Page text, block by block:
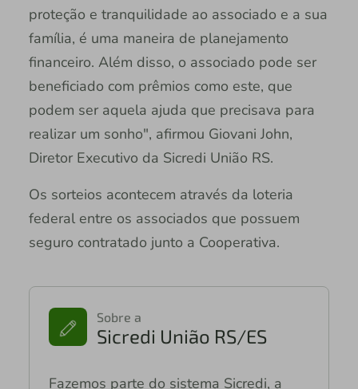
proteção e tranquilidade ao associado e a sua
família, é uma maneira de planejamento
financeiro. Além disso, o associado pode ser
beneficiado com prêmios como este, que
podem ser aquela ajuda que precisava para
realizar um sonho", afirmou Giovani John,
Diretor Executivo da Sicredi União RS.
Os sorteios acontecem através da loteria
federal entre os associados que possuem
seguro contratado junto a Cooperativa.
Sobre a
Sicredi União RS/ES
Fazemos parte do sistema Sicredi, a